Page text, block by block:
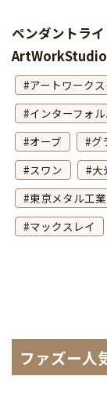
ペンダントラ
ArtWorkStudio
アートワーク
インターフォ
オーブ
グ
スワン
大
東京メタル工業
マックスレイ
ファズー人